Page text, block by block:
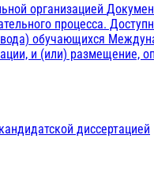
организацией
процесса.
обучающихся
и (или) размещение,
диссертацией